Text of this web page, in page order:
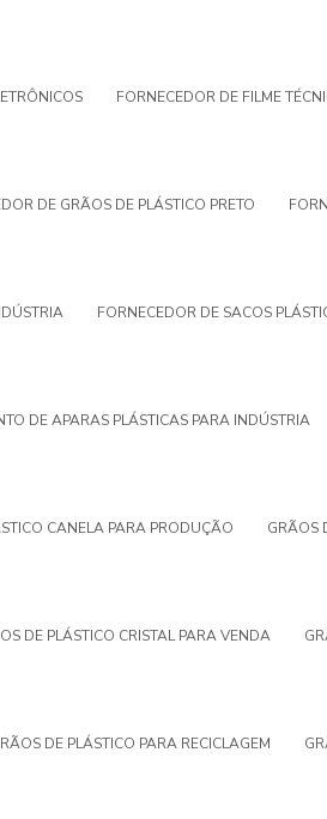
FORNECEDOR DE FILME
DE GRÃOS DE PLÁSTICO PRETO
FORNECEDOR DE SACOS
DE APARAS PLÁSTICAS PARA INDÚSTRIA
CANELA PARA PRODUÇÃO GRÃOS
DE PLÁSTICO CRISTAL PARA VENDA
DE PLÁSTICO PARA RECICLAGEM